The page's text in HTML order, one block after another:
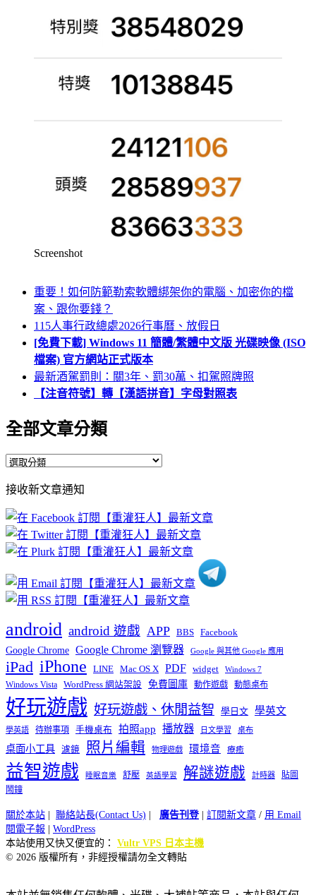
Screenshot
重要！如何防範勒索軟體綁架你的電腦、加密你的檔
案、跟你要錢？
115人事行政總處2026行事曆、放假日
[免費下載] Windows 11 簡體/繁體中文版 光碟映像 (ISO
檔案) 官方網站正式版本
最新酒駕罰則：關3年、罰30萬、扣駕照牌照
【注音符號】轉【漢語拼音】字母對照表
全部文章分類
全
文
章
分
類
接收新文章通知
android android 遊戲 APP BBS Facebook
Google Chrome Google Chrome 瀏覽器 Google 與其他 Google 應用
iPad iPhone LINE Mac OS X PDF widget Windows 7
Windows Vista WordPress 網站架設 免費圖庫 動作遊戲 動態桌布
好玩遊戲 好玩遊戲、休閒益智 學日文 學英文
學英語 待辦事項 手機桌布 拍照app 播放器 日文學習 桌布
桌面小工具 濾鏡 照片編輯 物理遊戲 環境音 療癒
益智遊戲 睡眠音樂 舒壓 英語學習 解謎遊戲 計時器
貼圖
鬧鐘
關於本站 | 聯絡站長(Contact Us) | 廣告刊登| 訂閱新文章 / 用 Email
閱電子報 | WordPress
本站使用又快又便宜的： Vultr VPS 日本主機
© 2026 版權所有，非經授權請勿全文轉貼